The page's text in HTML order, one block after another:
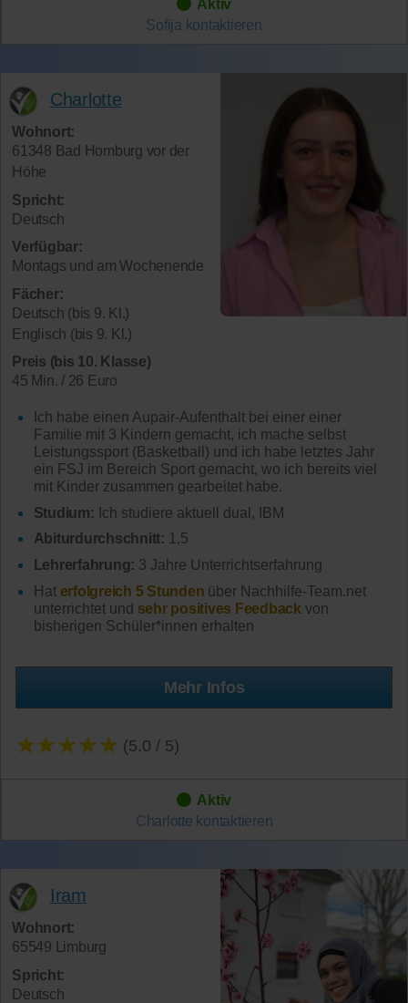
Aktiv
Sofija kontaktieren
Charlotte
Wohnort:
61348 Bad Homburg vor der
Höhe
Spricht:
Deutsch
Verfügbar:
Montags und am Wochenende
Fächer:
Deutsch (bis 9. Kl.)
Englisch (bis 9. Kl.)
Preis (bis 10. Klasse)
45 Min. / 26 Euro
Ich habe einen Aupair-Aufenthalt bei einer einer
Familie mit 3 Kindern gemacht, ich mache selbst
Leistungssport (Basketball) und ich habe letztes Jahr
ein FSJ im Bereich Sport gemacht, wo ich bereits viel
mit Kinder zusammen gearbeitet habe.
Studium: Ich studiere aktuell dual, IBM
Abiturdurchschnitt: 1,5
Lehrerfahrung: 3 Jahre Unterrichtserfahrung
Hat erfolgreich 5 Stunden über Nachhilfe-Team.net
unterrichtet und sehr positives Feedback von
bisherigen Schüler*innen erhalten
Mehr Infos
★★★★★ (5.0 / 5)
Aktiv
Charlotte kontaktieren
Iram
Wohnort:
65549 Limburg
Spricht:
Deutsch